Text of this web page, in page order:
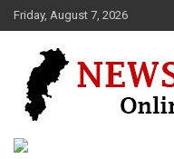
Skip
to
Friday, August 7, 2026
News 36